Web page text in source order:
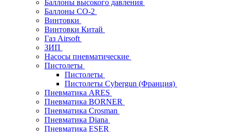
Баллоны высокого давления
Баллоны СО-2
Винтовки
Винтовки Китай
Газ Airsoft
ЗИП
Насосы пневматические
Пистолеты
Пистолеты
Пистолеты Cybergun (Франция)
Пневматика ARES
Пневматика BORNER
Пневматика Crosman
Пневматика Diana
Пневматика ESER